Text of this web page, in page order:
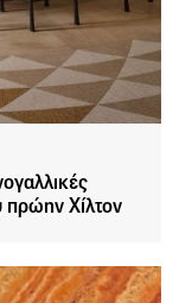
πρώην Χίλτον